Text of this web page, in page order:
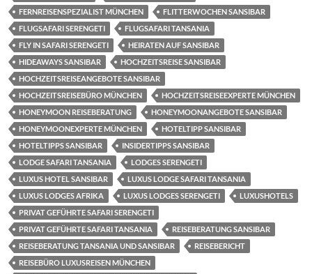
FERNREISENSPEZIALIST MÜNCHEN
FLITTERWOCHEN SANSIBAR
FLUGSAFARI SERENGETI
FLUGSAFARI TANSANIA
FLY IN SAFARI SERENGETI
HEIRATEN AUF SANSIBAR
HIDEAWAYS SANSIBAR
HOCHZEITSREISE SANSIBAR
HOCHZEITSREISEANGEBOTE SANSIBAR
HOCHZEITSREISEBÜRO MÜNCHEN
HOCHZEITSREISEEXPERTE MÜNCHEN
HONEYMOON REISEBERATUNG
HONEYMOONANGEBOTE SANSIBAR
HONEYMOONEXPERTE MÜNCHEN
HOTELTIPP SANSIBAR
HOTELTIPPS SANSIBAR
INSIDERTIPPS SANSIBAR
LODGE SAFARI TANSANIA
LODGES SERENGETI
LUXUS HOTEL SANSIBAR
LUXUS LODGE SAFARI TANSANIA
LUXUS LODGES AFRIKA
LUXUS LODGES SERENGETI
LUXUSHOTELS
PRIVAT GEFÜHRTE SAFARI SERENGETI
PRIVAT GEFÜHRTE SAFARI TANSANIA
REISEBERATUNG SANSIBAR
REISEBERATUNG TANSANIA UND SANSIBAR
REISEBERICHT
REISEBÜRO LUXUSREISEN MÜNCHEN